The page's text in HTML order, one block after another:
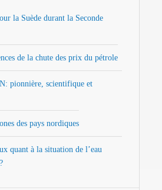
la Suède durant la Seconde
de la chute des prix du pétrole
pionnière, scientifique et
des pays nordiques
quant à la situation de l’eau